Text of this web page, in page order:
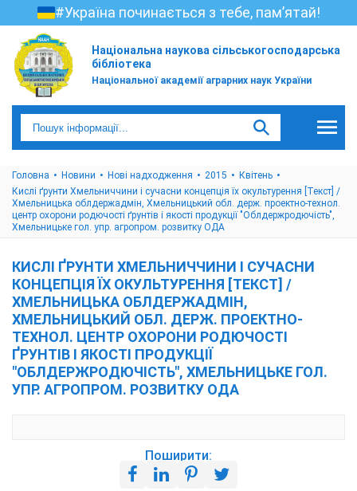
#Україна починається з тебе, пам’ятай!
Національна наукова сільськогосподарська
бібліотека
Національної академії аграрних наук України
Головна Новини Нові надходження 2015
Квітень
Кислі ґрунти Хмельниччини і сучасни концепція їх окультурення [Текст] /
Хмельницька облдержадмін, Хмельницький обл. держ. проектно-технол.
центр охорони родючості ґрунтів і якості продукції "Облдержродючість",
Хмельницьке гол. упр. агропром. розвитку ОДА
КИСЛІ ҐРУНТИ ХМЕЛЬНИЧЧИНИ І СУЧАСНИ
КОНЦЕПЦІЯ ЇХ ОКУЛЬТУРЕННЯ [ТЕКСТ] /
ХМЕЛЬНИЦЬКА ОБЛДЕРЖАДМІН,
ХМЕЛЬНИЦЬКИЙ ОБЛ. ДЕРЖ. ПРОЕКТНО-
ТЕХНОЛ. ЦЕНТР ОХОРОНИ РОДЮЧОСТІ
ҐРУНТІВ І ЯКОСТІ ПРОДУКЦІЇ
"ОБЛДЕРЖРОДЮЧІСТЬ", ХМЕЛЬНИЦЬКЕ ГОЛ.
УПР. АГРОПРОМ. РОЗВИТКУ ОДА
Поширити: